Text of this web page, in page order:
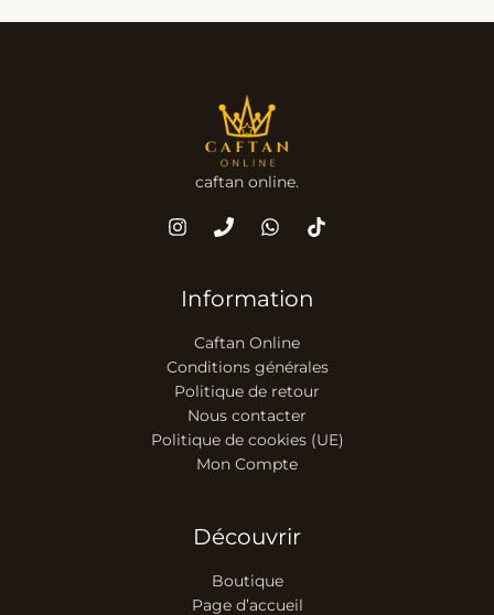
caftan online.
Information
Caftan Online
Conditions générales
Politique de retour
Nous contacter
Politique de cookies (UE)
Mon Compte
Découvrir
Boutique
Page d’accueil